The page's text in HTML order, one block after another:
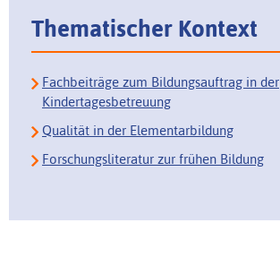
Thematischer Kontext
Fachbeiträge zum Bildungsauftrag in der
Kindertagesbetreuung
Qualität in der Elementarbildung
Forschungsliteratur zur frühen Bildung